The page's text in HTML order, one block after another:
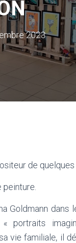
2023
de quelques
Goldmann dans
vie familiale, il